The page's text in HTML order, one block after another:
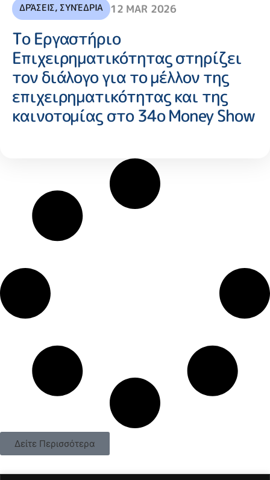
ΔΡΆΣΕΙΣ, ΣΥΝΈΔΡΙΑ 12 MAR 2026
Το Εργαστήριο
Επιχειρηματικότητας στηρίζει
τον διάλογο για το μέλλον της
επιχειρηματικότητας και της
καινοτομίας στο 34ο Money Show
Δείτε Περισσότερα